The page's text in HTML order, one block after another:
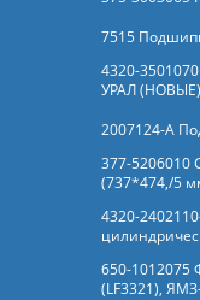
7515
4320-
УРАЛ (НОВЫЕ)
2007124-А
377-5206010
(737*474,/5
4320-
650-1012075
(LF3321),